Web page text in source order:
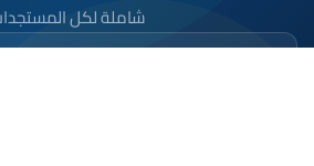
شاملة لكل
تحميل على